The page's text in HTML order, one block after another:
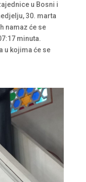
u Bosni i
30. marta
namaz će se
minuta.
u kojima će se